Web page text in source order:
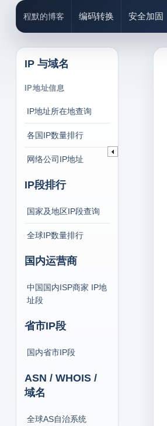
程默的博客 编码转换 安全加固
IP 与域名
IP地址信息
IP地址所在地查询
各国IP数量排行
网络公司IP地址
IP段排行
国家及地区IP段查询
全球IP数量排行
国内运营商
中国国内ISP商家 IP地
址段
省市IP段
国内省市IP段
ASN / WHOIS /
域名
全球AS自治系统